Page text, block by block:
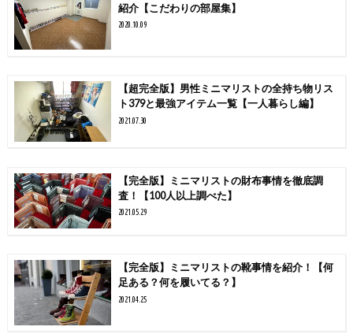
紹介【こだわりの部屋集】
2020.10.09
【超完全版】男性ミニマリストの全持ち物リス
ト379と最強アイテム一覧【一人暮らし編】
2021.07.30
【完全版】ミニマリストの財布事情を徹底調
査！【100人以上調べた】
2021.05.29
【完全版】ミニマリストの靴事情を紹介！【何
足ある？何を履いてる？】
2021.04.25